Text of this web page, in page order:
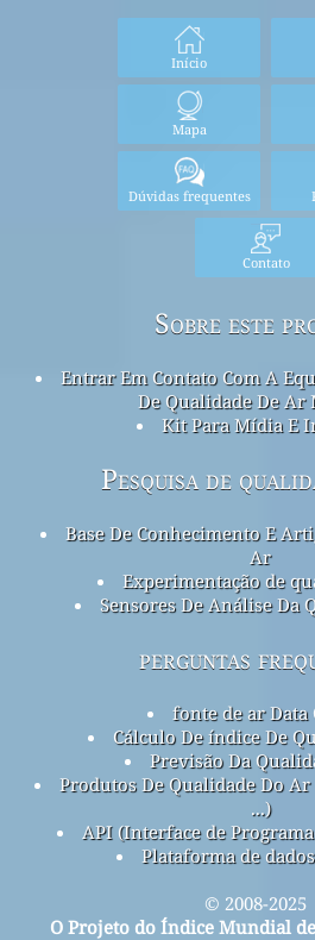
Início
Mapa
Dúvidas frequentes
Contato
Sobre este
Entrar Em Contato Com A
De Qualidade De
Kit Para Mídia E
Pesquisa de
Base De Conhecimento E
Ar
Experimentação de
Sensores De Análise Da
perguntas
fonte de ar Data
Cálculo De índice De
Previsão Da
Produtos De Qualidade Do
...)
API (Interface de
Plataforma de
© 2008-2025
O Projeto do Índice Mundial